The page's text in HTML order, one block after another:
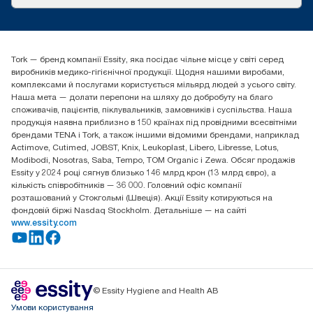
(+38) 044 490 55 66
Essity Україна
04071 м. Київ, вул. Григорія Сковороди 19,
Тел. +38 044 490 55 66
Tork — бренд компанії Essity, яка посідає чільне місце у світі серед
виробників медико-гігієнічної продукції. Щодня нашими виробами,
комплексами й послугами користується мільярд людей з усього світу.
Наша мета — долати перепони на шляху до добробуту на благо
споживачів, пацієнтів, піклувальників, замовників і суспільства. Наша
продукція наявна приблизно в 150 країнах під провідними всесвітніми
брендами TENA і Tork, а також іншими відомими брендами, наприклад
Actimove, Cutimed, JOBST, Knix, Leukoplast, Libero, Libresse, Lotus,
Modibodi, Nosotras, Saba, Tempo, TOM Organic і Zewa. Обсяг продажів
Essity у 2024 році сягнув близько 146 млрд крон (13 млрд євро), а
кількість співробітників — 36 000. Головний офіс компанії
розташований у Стокгольмі (Швеція). Акції Essity котируються на
фондовій біржі Nasdaq Stockholm. Детальніше — на сайті
www.essity.com
© Essity Hygiene and Health AB
Умови користування